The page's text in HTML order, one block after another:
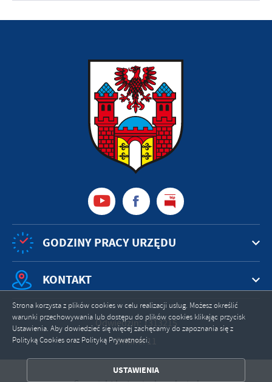
GODZINY PRACY URZĘDU
KONTAKT
Odwiedzin: 1313215
Online: 11
Strona korzysta z plików cookies w celu realizacji usług. Możesz określić
warunki przechowywania lub dostępu do plików cookies klikając przycisk
Ustawienia. Aby dowiedzieć się więcej zachęcamy do zapoznania się z
Polityką Cookies oraz Polityką Prywatności.
USTAWIENIA
ZAPISZ WYBRANE
ZEZWÓL NA WSZYSTKIE